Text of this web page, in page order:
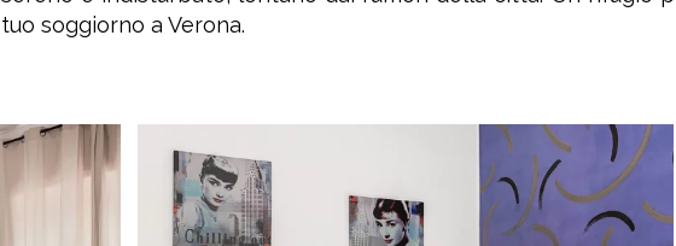
tuo soggiorno a Verona.